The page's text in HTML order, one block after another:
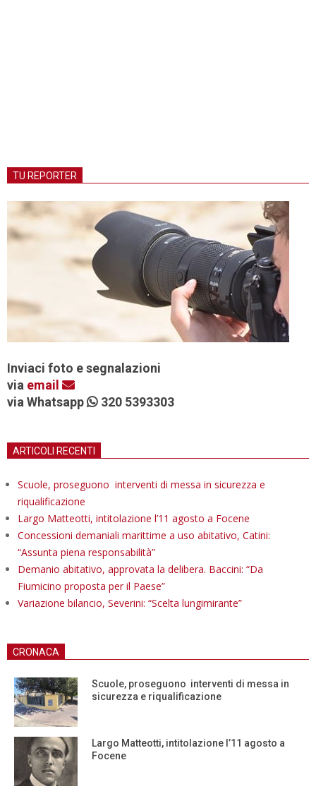
TU REPORTER
Inviaci foto e segnalazioni
via email
via Whatsapp
320 5393303
ARTICOLI RECENTI
Scuole, proseguono interventi di messa in sicurezza e
riqualificazione
Largo Matteotti, intitolazione l’11 agosto a Focene
Concessioni demaniali marittime a uso abitativo, Catini:
“Assunta piena responsabilità”
Demanio abitativo, approvata la delibera. Baccini: “Da
Fiumicino proposta per il Paese”
Variazione bilancio, Severini: “Scelta lungimirante”
CRONACA
Scuole, proseguono interventi di messa in
sicurezza e riqualificazione
Largo Matteotti, intitolazione l’11 agosto a
Focene